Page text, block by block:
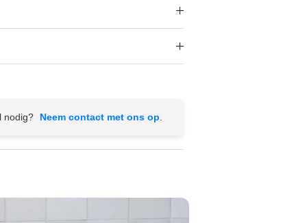
nodig? Neem contact met ons op.